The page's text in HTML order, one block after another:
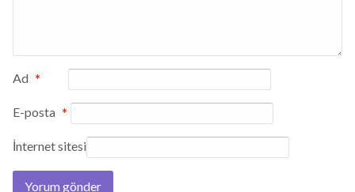
Ad *
E-posta *
İnternet sitesi